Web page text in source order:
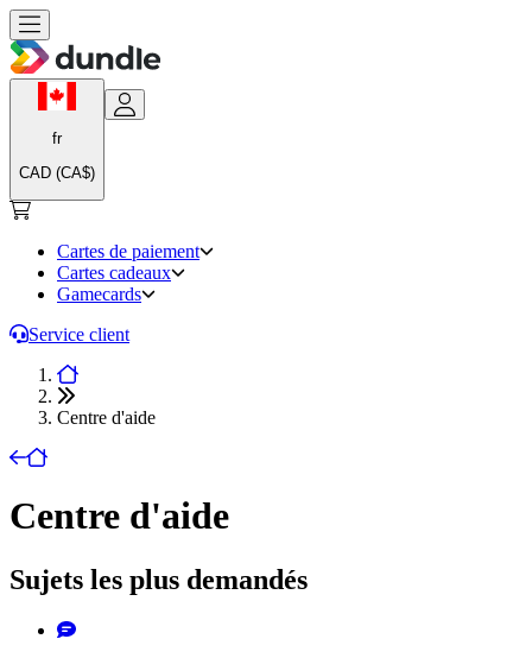
fr
CAD (CA$)
Cartes de paiement
Cartes cadeaux
Gamecards
Service client
Centre d'aide
Centre d'aide
Sujets les plus demandés